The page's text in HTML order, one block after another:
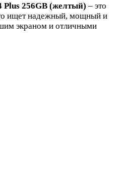
Plus 256GB (желтый) – это
ищет надежный, мощный и
экраном и отличными